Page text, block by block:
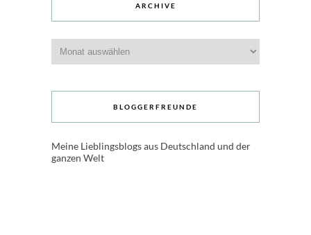
ARCHIVE
BLOGGERFREUNDE
Meine Lieblingsblogs aus Deutschland und der
ganzen Welt